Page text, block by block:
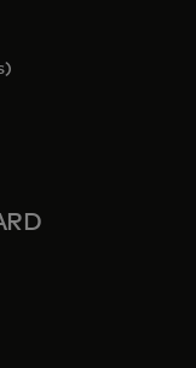
nueva
pestaña nueva